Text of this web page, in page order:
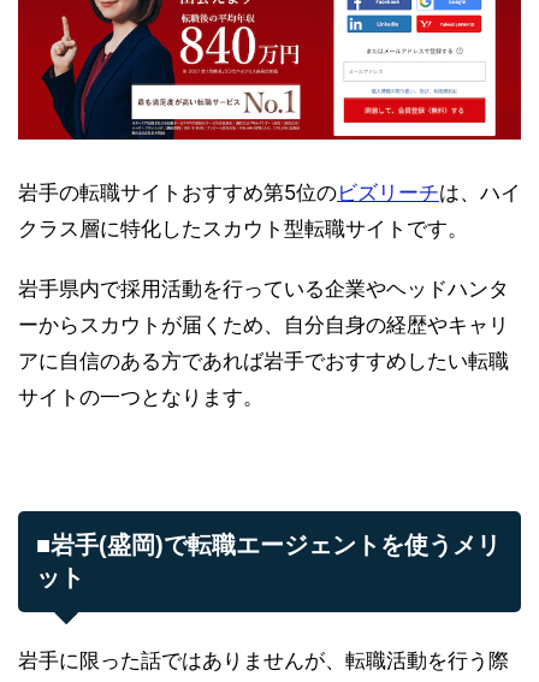
岩手の転職サイトおすすめ第5位のビズリーチは、ハイ
クラス層に特化したスカウト型転職サイトです。
岩手県内で採用活動を行っている企業やヘッドハンタ
ーからスカウトが届くため、自分自身の経歴やキャリ
アに自信のある方であれば岩手でおすすめしたい転職
サイトの一つとなります。
■岩手(盛岡)で転職エージェントを使うメリ
ット
岩手に限った話ではありませんが、転職活動を行う際